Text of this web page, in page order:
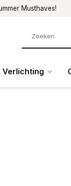
Musthaves!
Verlichting